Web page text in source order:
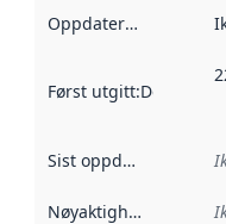
Oppdateringsfrekvens
Først utgitt:Denne
Sist oppdatert
Nøyaktighet